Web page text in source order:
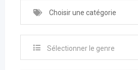
Choisir une catégorie
Sélectionner le genre